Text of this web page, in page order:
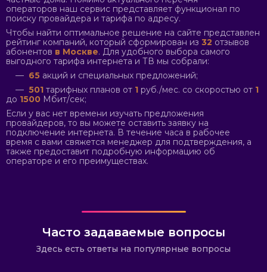
операторов наш сервис представляет функционал по
поиску провайдера и тарифа по адресу.
Чтобы найти оптимальное решение на сайте представлен
рейтинг компаний, который сформирован из 32 отзывов
абонентов в Москве. Для удобного выбора самого
выгодного тарифа интернета и ТВ мы собрали:
— 65 акций и специальных предложений;
— 501 тарифных планов от 1 руб./мес. со скоростью от 1
до 1500 Мбит/сек;
Если у вас нет времени изучать предложения
провайдеров, то вы можете оставить заявку на
подключение интернета. В течение часа в рабочее
время с вами свяжется менеджер для подтверждения, а
также предоставит подробную информацию об
операторе и его преимуществах.
Часто задаваемые вопросы
Здесь есть ответы на популярные вопросы